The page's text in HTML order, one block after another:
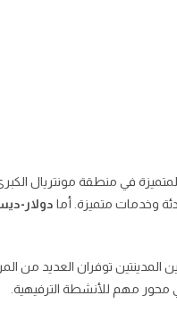
في منطقة مونتريال
وخدمات متميزة. أما دولار-
المدينتين توفران العديد من
محور مهم للأنشطة الترفيهية.